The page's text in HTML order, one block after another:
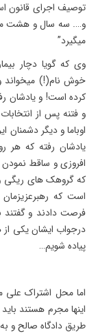
توصیف اجرای قانون
و…. سه سال و هشت
میگیرد”
کرده است! و یادشان
و فتنه پس از
اوباما و دیگر دشمنان
یادشان رفته که هر
افروزی و ساقط نمودن
که گروهک های ریگی و
است که
فرصت دادند و گفتند
درجواب ایشان یکی از
پیاده شویم…
اما محل اشتراک
اینها مجرم هستند
طریق دادگاه صالح و